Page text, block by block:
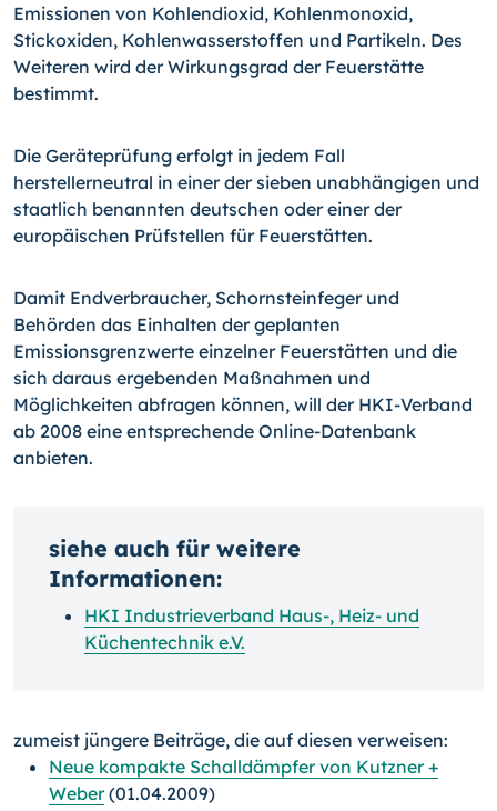
Emissionen von Kohlendioxid, Kohlenmonoxid,
Stickoxiden, Kohlenwasserstoffen und Partikeln. Des
Weiteren wird der Wirkungsgrad der Feuerstätte
bestimmt.
Die Geräteprüfung erfolgt in jedem Fall
herstellerneutral in einer der sieben unabhängigen und
staatlich benannten deutschen oder einer der
europäischen Prüfstellen für Feuerstätten.
Damit Endverbraucher, Schornsteinfeger und
Behörden das Einhalten der geplanten
Emissionsgrenzwerte einzelner Feuerstätten und die
sich daraus ergebenden Maßnahmen und
Möglichkeiten abfragen können, will der HKI-Verband
ab 2008 eine entsprechende Online-Datenbank
anbieten.
siehe auch für weitere
Informationen:
HKI Industrieverband Haus-, Heiz- und
Küchentechnik e.V.
zumeist jüngere Beiträge, die auf diesen verweisen:
Neue kompakte Schalldämpfer von Kutzner +
Weber(01.04.2009)